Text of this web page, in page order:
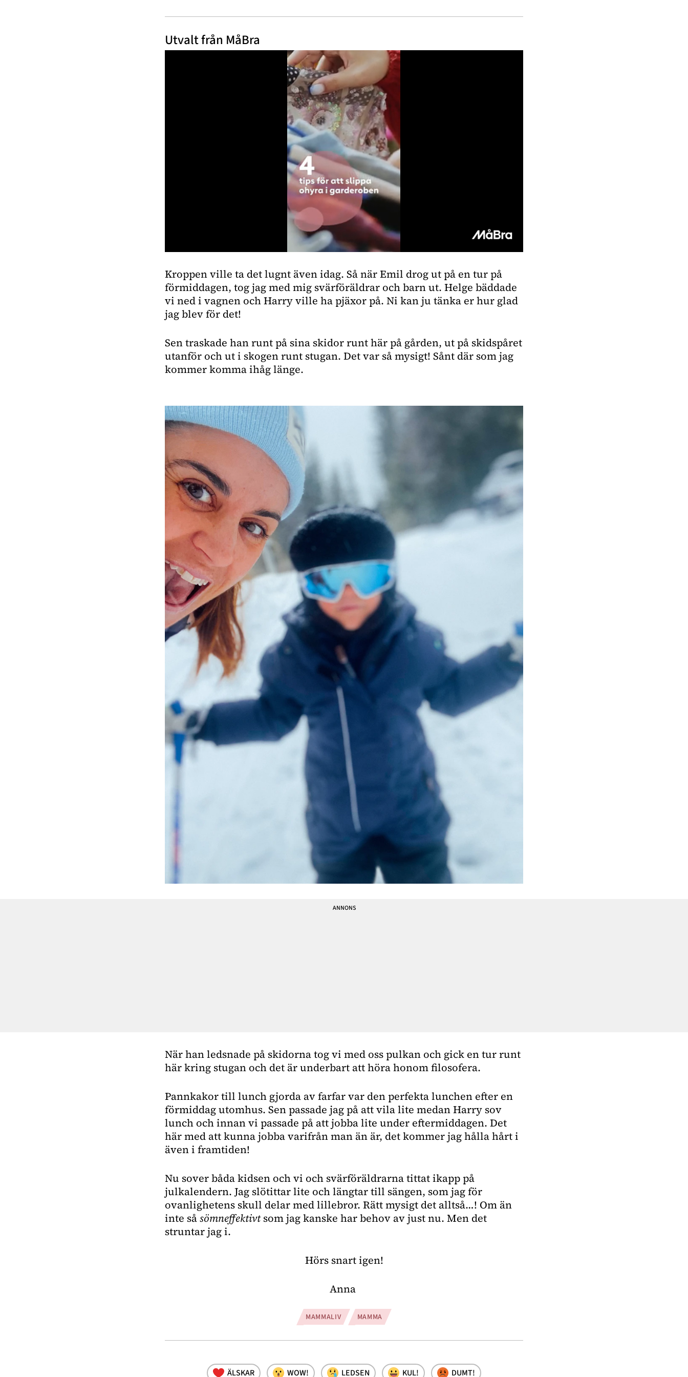
Utvalt från MåBra
of
41
secondsVolume
0%
Kroppen ville ta det lugnt även idag. Så när Emil drog ut på en tur på
förmiddagen, tog jag med mig svärföräldrar och barn ut. Helge bäddade
vi ned i vagnen och Harry ville ha pjäxor på. Ni kan ju tänka er hur glad
jag blev för det!
Sen traskade han runt på sina skidor runt här på gården, ut på skidspåret
utanför och ut i skogen runt stugan. Det var så mysigt! Sånt där som jag
kommer komma ihåg länge.
När han ledsnade på skidorna tog vi med oss pulkan och gick en tur runt
här kring stugan och det är underbart att höra honom filosofera.
Pannkakor till lunch gjorda av farfar var den perfekta lunchen efter en
förmiddag utomhus. Sen passade jag på att vila lite medan Harry sov
lunch och innan vi passade på att jobba lite under eftermiddagen. Det
här med att kunna jobba varifrån man än är, det kommer jag hålla hårt i
även i framtiden!
Nu sover båda kidsen och vi och svärföräldrarna tittat ikapp på
julkalendern. Jag slötittar lite och längtar till sängen, som jag för
ovanlighetens skull delar med lillebror. Rätt mysigt det alltså…! Om än
inte så sömneffektivt som jag kanske har behov av just nu. Men det
struntar jag i.
Hörs snart igen!
Anna
MAMMALIV MAMMA
ÄLSKAR WOW! LEDSEN KUL! DUMT!